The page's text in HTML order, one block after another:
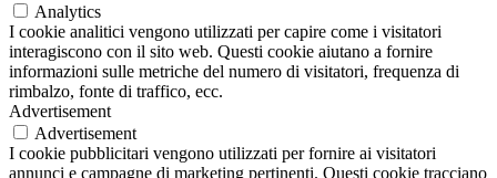
Analytics
I cookie analitici vengono utilizzati per capire come i visitatori
interagiscono con il sito web. Questi cookie aiutano a fornire
informazioni sulle metriche del numero di visitatori, frequenza di
rimbalzo, fonte di traffico, ecc.
Advertisement
Advertisement
I cookie pubblicitari vengono utilizzati per fornire ai visitatori
annunci e campagne di marketing pertinenti. Questi cookie tracciano